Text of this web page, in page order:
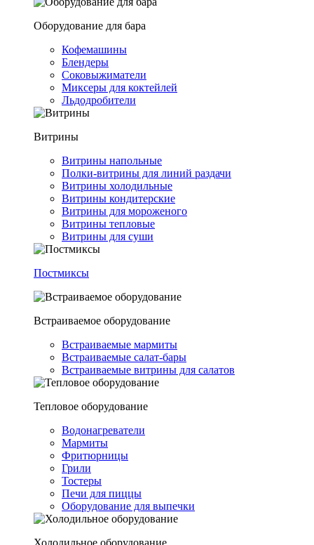
Оборудование для бара
Кофемашины
Блендеры
Соковыжиматели
Миксеры для коктейлей
Льдодробители
Витрины
Витрины напольные
Полки-витрины для линий раздачи
Витрины холодильные
Витрины кондитерские
Витрины для мороженого
Витрины тепловые
Витрины для суши
Постмиксы
Встраиваемое оборудование
Встраиваемые мармиты
Встраиваемые салат-бары
Встраиваемые витрины для салатов
Тепловое оборудование
Водонагреватели
Мармиты
Фритюрницы
Грили
Тостеры
Печи для пиццы
Оборудование для выпечки
Холодильное оборудование